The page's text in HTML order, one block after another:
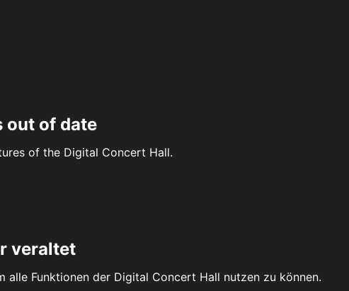
out of date
of the Digital Concert Hall.
veraltet
alle Funktionen der Digital Concert Hall nutzen zu können.